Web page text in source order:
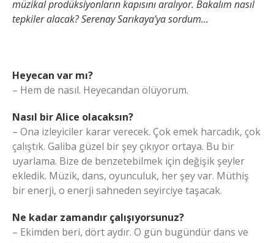
müzikal prodüksiyonların kapısını aralıyor. Bakalım nasıl
tepkiler alacak? Serenay Sarıkaya’ya sordum…
Heyecan var mı?
– Hem de nasıl. Heyecandan ölüyorum.
Nasıl bir Alice olacaksın?
– Ona izleyiciler karar verecek. Çok emek harcadık, çok
çalıştık. Galiba güzel bir şey çıkıyor ortaya. Bu bir
uyarlama. Bize de benzetebilmek için değişik şeyler
ekledik. Müzik, dans, oyunculuk, her şey var. Müthiş
bir enerji, o enerji sahneden seyirciye taşacak.
Ne kadar zamandır çalışıyorsunuz?
– Ekimden beri, dört aydır. O gün bugündür dans ve